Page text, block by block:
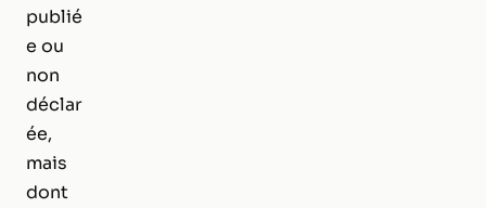
publié
e ou
non
déclar
ée,
mais
dont